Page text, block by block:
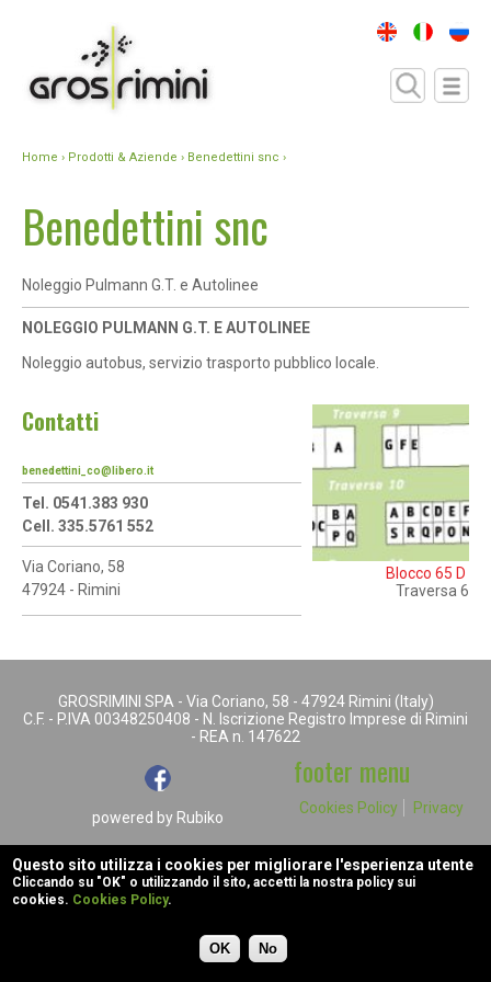
Home › Prodotti & Aziende › Benedettini snc ›
Benedettini snc
Noleggio Pulmann G.T. e Autolinee
NOLEGGIO PULMANN G.T. E AUTOLINEE
Noleggio autobus, servizio trasporto pubblico locale.
Contatti
benedettini_co@libero.it
Tel. 0541.383 930
Cell. 335.5761 552
Via Coriano, 58
47924 - Rimini
Blocco 65 D
Traversa 6
GROSRIMINI SPA - Via Coriano, 58 - 47924 Rimini (Italy)
C.F. - P.IVA 00348250408 - N. Iscrizione Registro Imprese di Rimini
- REA n. 147622
footer menu
Cookies Policy Privacy
powered by Rubiko
Questo sito utilizza i cookies per migliorare l'esperienza utente
Cliccando su "OK" o utilizzando il sito, accetti la nostra policy sui
cookies. Cookies Policy.
OK No